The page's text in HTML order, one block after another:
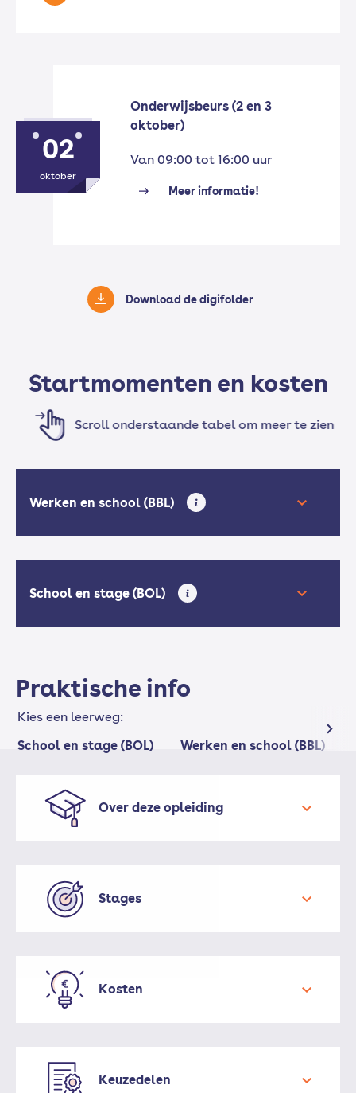
02
oktober
Onderwijsbeurs (2 en 3
oktober)
Van 09:00 tot 16:00 uur
Meer informatie!
Download de digifolder
Startmomenten en kosten
Scroll onderstaande tabel om meer te zien
Werken en school (BBL)
School en stage (BOL)
Praktische info
Kies een leerweg:
School en stage (BOL)
Werken en school (BBL)
Over deze opleiding
Stages
Kosten
leerjaar): ongeveer € 80
Kosten introductie, werkweek en
Keuzedelen